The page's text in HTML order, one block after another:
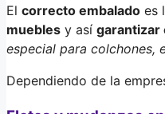
El correcto embalado es
muebles y así garantizar
especial para colchones,
Dependiendo de la